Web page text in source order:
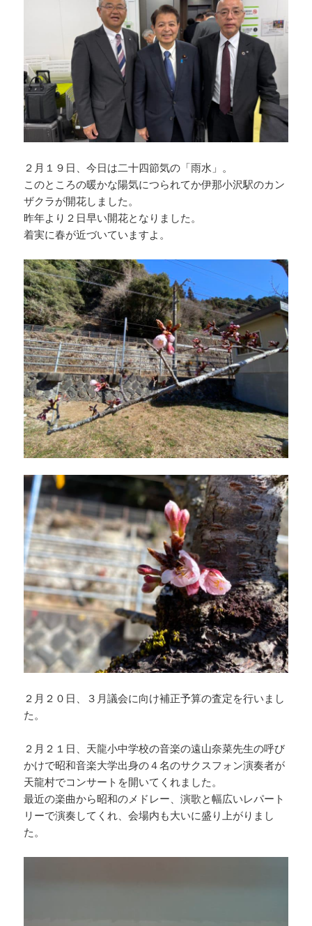
２月１９日、今日は二十四節気の「雨水」。
このところの暖かな陽気につられてか伊那小沢駅のカン
ザクラが開花しました。
昨年より２日早い開花となりました。
着実に春が近づいていますよ。
２月２０日、３月議会に向け補正予算の査定を行いまし
た。
２月２１日、天龍小中学校の音楽の遠山奈菜先生の呼び
かけで昭和音楽大学出身の４名のサクスフォン演奏者が
天龍村でコンサートを開いてくれました。
最近の楽曲から昭和のメドレー、演歌と幅広いレパート
リーで演奏してくれ、会場内も大いに盛り上がりまし
た。